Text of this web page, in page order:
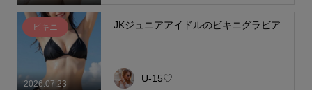
2026.07.23
ビキニ JKジュニアアイドルのビキニグラビア
U-15♡